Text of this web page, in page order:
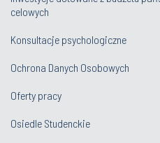
celowych
Konsultacje psychologiczne
Ochrona Danych Osobowych
Oferty pracy
Osiedle Studenckie